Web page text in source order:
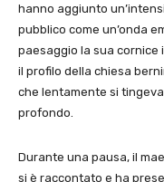
hanno aggiunto
pubblico come un’onda
paesaggio la sua cornice
il profilo della chiesa
che lentamente si tingeva
profondo.
Durante una pausa, il
si è raccontato e ha